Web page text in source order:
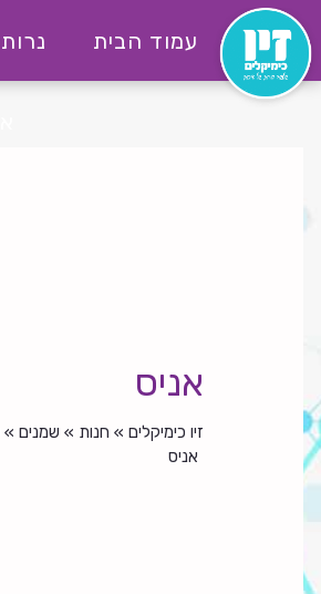
דלג
לתוכן
זיו
כימקילים
עמוד הבית נרות
אניס
זיו כימיקלים » חנות » שמנים »
אניס